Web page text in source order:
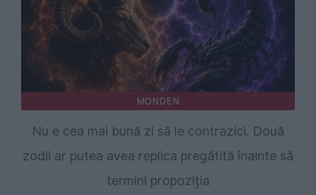
MONDEN
Nu e cea mai bună zi să le contrazici. Două
zodii ar putea avea replica pregătită înainte să
termini propoziția